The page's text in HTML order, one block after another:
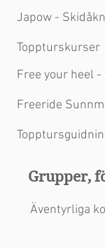
Japow -
Toppturskurser
Free your heel
Freeride
Grupper,
Äventyrliga